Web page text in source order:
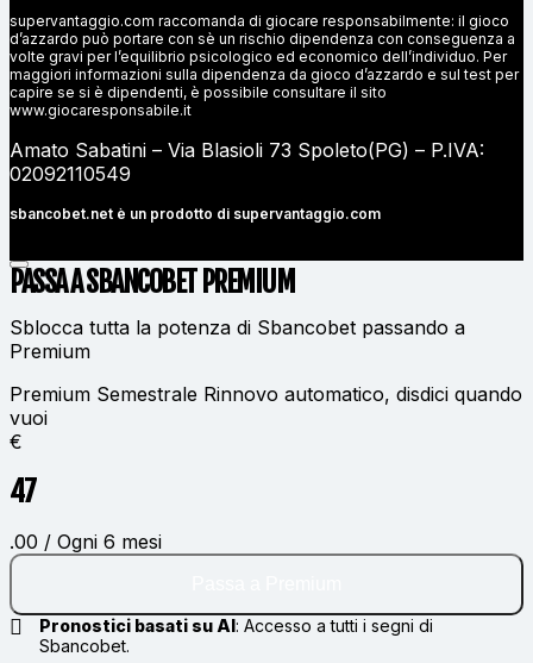
supervantaggio.com raccomanda di giocare responsabilmente: il gioco
d’azzardo può portare con sè un rischio dipendenza con conseguenza a
volte gravi per l’equilibrio psicologico ed economico dell’individuo. Per
maggiori informazioni sulla dipendenza da gioco d’azzardo e sul test per
capire se si è dipendenti, è possibile consultare il sito
www.giocaresponsabile.it
Amato Sabatini – Via Blasioli 73 Spoleto(PG) – P.IVA:
02092110549
sbancobet.net è un prodotto di supervantaggio.com
PASSA A SBANCOBET PREMIUM
Sblocca tutta la potenza di Sbancobet passando a
Premium
Premium Semestrale Rinnovo automatico, disdici quando
vuoi
€
47
.00 / Ogni 6 mesi
Pronostici basati su AI: Accesso a tutti i segni di
Sbancobet.